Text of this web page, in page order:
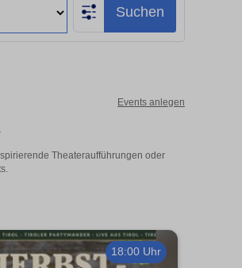
Suchen
Events anlegen
Theateraufführungen oder
18:00 Uhr